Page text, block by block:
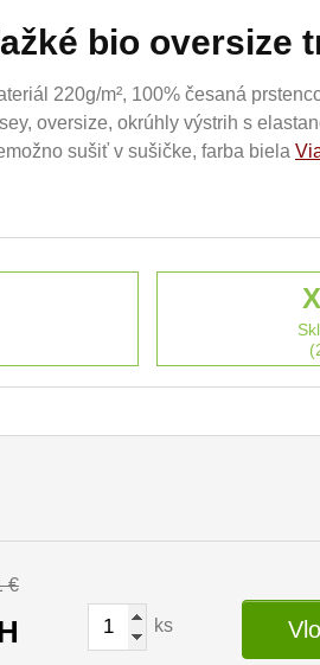
bio oversize
220g/m², 100% česaná
oversize, okrúhly výstrih s
sušiť v sušičke, farba biela
€
ks